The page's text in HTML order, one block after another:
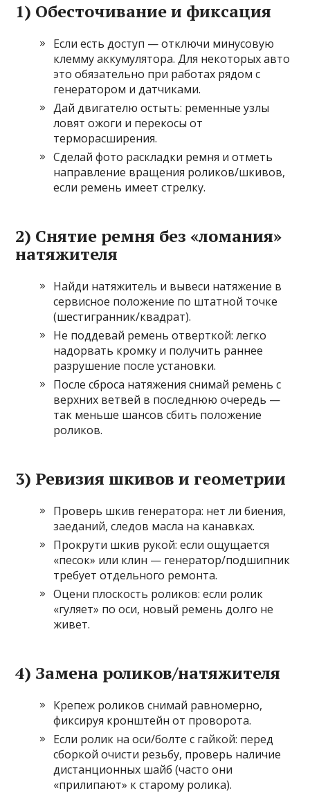
1) Обесточивание и фиксация
Если есть доступ — отключи минусовую
клемму аккумулятора. Для некоторых авто
это обязательно при работах рядом с
генератором и датчиками.
Дай двигателю остыть: ременные узлы
ловят ожоги и перекосы от
терморасширения.
Сделай фото раскладки ремня и отметь
направление вращения роликов/шкивов,
если ремень имеет стрелку.
2) Снятие ремня без «ломания»
натяжителя
Найди натяжитель и вывеси натяжение в
сервисное положение по штатной точке
(шестигранник/квадрат).
Не поддевай ремень отверткой: легко
надорвать кромку и получить раннее
разрушение после установки.
После сброса натяжения снимай ремень с
верхних ветвей в последнюю очередь —
так меньше шансов сбить положение
роликов.
3) Ревизия шкивов и геометрии
Проверь шкив генератора: нет ли биения,
заеданий, следов масла на канавках.
Прокрути шкив рукой: если ощущается
«песок» или клин — генератор/подшипник
требует отдельного ремонта.
Оцени плоскость роликов: если ролик
«гуляет» по оси, новый ремень долго не
живет.
4) Замена роликов/натяжителя
Крепеж роликов снимай равномерно,
фиксируя кронштейн от проворота.
Если ролик на оси/болте с гайкой: перед
сборкой очисти резьбу, проверь наличие
дистанционных шайб (часто они
«прилипают» к старому ролика).